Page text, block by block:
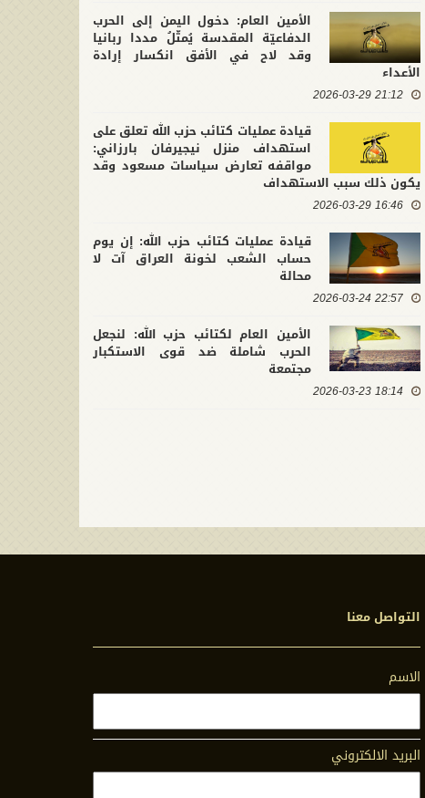
بعد التشييع التاريخي لقائد محور
المقاومة.. الأمين العام لكتائب حزب
الله: نجدد العهد لحامل الراية على
الثبات في النهج المقاوم لهيمنة
المستكبرين والظلمة
حماية وعي الأمة وتثبيت جبهة
المقاومة
الأمين العام: دخول اليمن إلى الحرب
الدفاعيّة المقدسة يُمثّلُ مددا ربانيا
وقد لاح في الأفق انكسار إرادة
الأعداء
21:12 2026-03-29
قيادة عمليات كتائب حزب الله تعلق على
استهداف منزل نيجيرفان بارزاني:
مواقفه تعارض سياسات مسعود وقد
يكون ذلك سبب الاستهداف
16:46 2026-03-29
قيادة عمليات كتائب حزب الله: إن يوم
حساب الشعب لخونة العراق آت لا
محالة
22:57 2026-03-24
الأمين العام لكتائب حزب الله: لنجعل
الحرب شاملة ضد قوى الاستكبار
مجتمعة
18:14 2026-03-23
التواصل معنا
الاسم
البريد الالكتروني